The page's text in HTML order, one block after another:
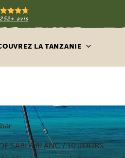
avis
LA TANZANIE
SABLE BLANC / 10 JOURS